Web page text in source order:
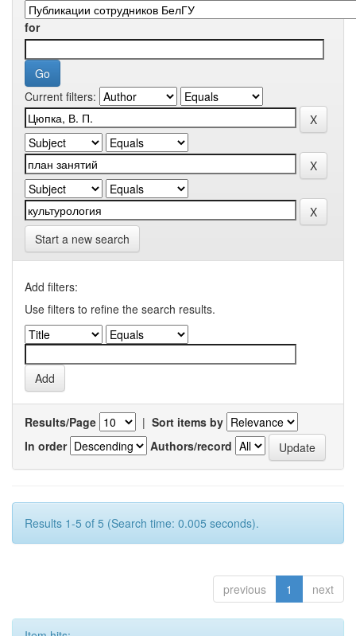
for
Current filters:
Start a new search
Add filters:
Use filters to refine the search results.
Results/Page | Sort items by
In order
Authors/record
Results 1-5 of 5 (Search time: 0.005 seconds).
previous 1 next